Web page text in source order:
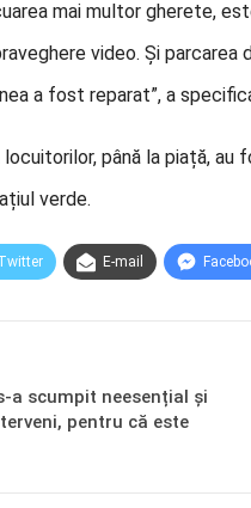
mai multor gherete,
video. Şi
a fost reparat”, a
până la piață, au
verde.
E-mail
a scumpit neesențial și
pentru că este